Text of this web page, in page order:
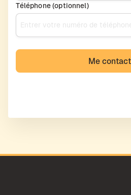
Téléphone (optionnel)